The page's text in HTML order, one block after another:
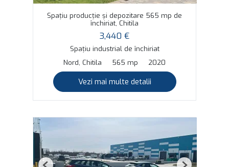
Spațiu producție și depozitare 565 mp de
închiriat, Chitila
3,440 €
Spațiu industrial de închiriat
Nord, Chitila
565 mp 2020
Vezi mai multe detalii